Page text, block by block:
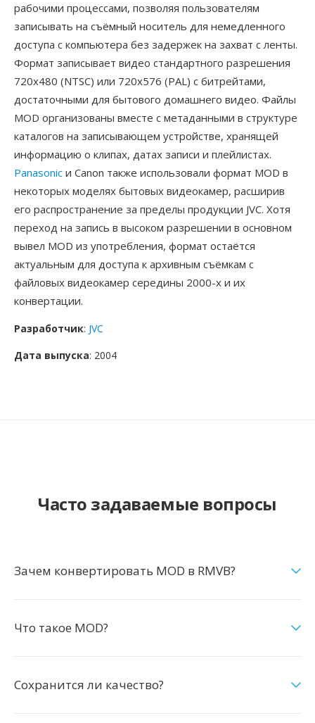
рабочими процессами, позволяя пользователям
записывать на съёмный носитель для немедленного
доступа с компьютера без задержек на захват с ленты.
Формат записывает видео стандартного разрешения
720x480 (NTSC) или 720x576 (PAL) с битрейтами,
достаточными для бытового домашнего видео. Файлы
MOD организованы вместе с метаданными в структуре
каталогов на записывающем устройстве, хранящей
информацию о клипах, датах записи и плейлистах.
Panasonic и Canon также использовали формат MOD в
некоторых моделях бытовых видеокамер, расширив
его распространение за пределы продукции JVC. Хотя
переход на запись в высоком разрешении в основном
вывел MOD из употребления, формат остаётся
актуальным для доступа к архивным съёмкам с
файловых видеокамер середины 2000-х и их
конвертации.
Разработчик: JVC
Дата выпуска: 2004
Часто задаваемые вопросы
Зачем конвертировать MOD в RMVB?
Что такое MOD?
Сохранится ли качество?